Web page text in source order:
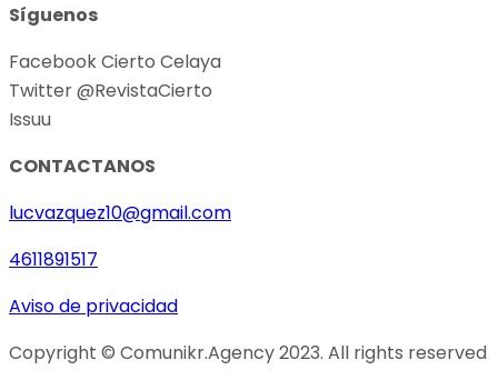
Síguenos
Facebook Cierto Celaya
Twitter @RevistaCierto
Issuu
CONTACTANOS
lucvazquez10@gmail.com
4611891517
Aviso de privacidad
Copyright © Comunikr.Agency 2023. All rights reserved